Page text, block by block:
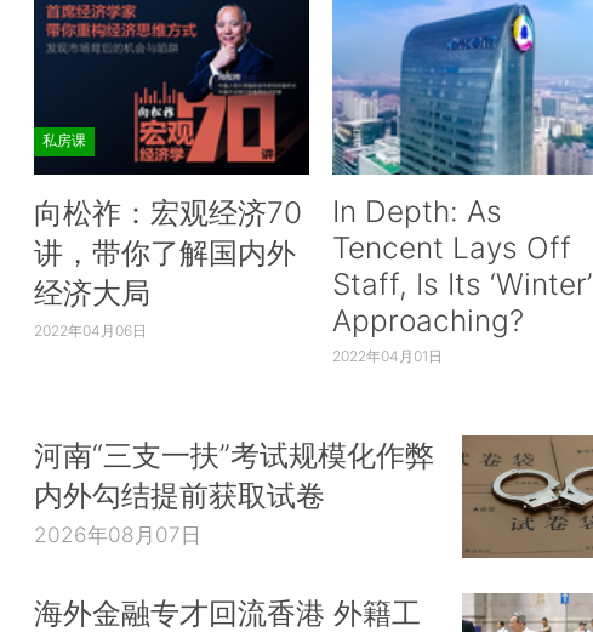
私房课
向松祚：宏观经济70
讲，带你了解国内外
经济大局
2022年04月06日
In Depth: As
Tencent Lays Off
Staff, Is Its ‘Winter’
Approaching?
2022年04月01日
河南“三支一扶”考试规模化作弊
内外勾结提前获取试卷
2026年08月07日
海外金融专才回流香港 外籍工